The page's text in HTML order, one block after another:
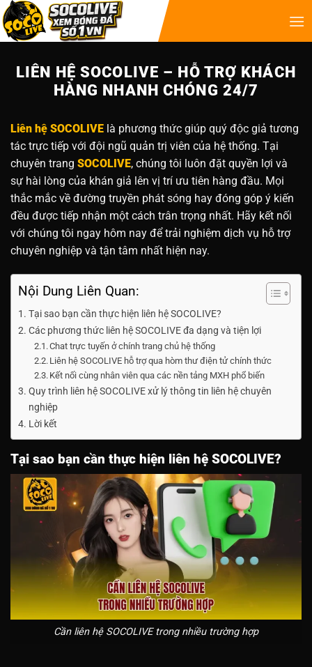
LIÊN HỆ SOCOLIVE – HỖ TRỢ KHÁCH
HÀNG NHANH CHÓNG 24/7
Liên hệ SOCOLIVE là phương thức giúp quý độc giả tương
tác trực tiếp với đội ngũ quản trị viên của hệ thống. Tại
chuyên trang SOCOLIVE, chúng tôi luôn đặt quyền lợi và
sự hài lòng của khán giả lên vị trí ưu tiên hàng đầu. Mọi
thắc mắc về đường truyền phát sóng hay đóng góp ý kiến
đều được tiếp nhận một cách trân trọng nhất. Hãy kết nối
với chúng tôi ngay hôm nay để trải nghiệm dịch vụ hỗ trợ
chuyên nghiệp và tận tâm nhất hiện nay.
Nội Dung Liên Quan:
Tại sao bạn cần thực hiện liên hệ SOCOLIVE?
Các phương thức liên hệ SOCOLIVE đa dạng và tiện lợi
Chat trực tuyến ở chính trang chủ hệ thống
Liên hệ SOCOLIVE hỗ trợ qua hòm thư điện tử chính thức
Kết nối cùng nhân viên qua các nền tảng MXH phổ biến
Quy trình liên hệ SOCOLIVE xử lý thông tin liên hệ chuyên
nghiệp
Lời kết
Tại sao bạn cần thực hiện liên hệ SOCOLIVE?
Cần liên hệ SOCOLIVE trong nhiều trường hợp